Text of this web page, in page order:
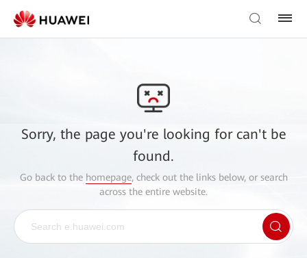
Sorry, the page you're looking for can't be
found.
Go back to the homepage, check out the links below, or search
across the entire website.